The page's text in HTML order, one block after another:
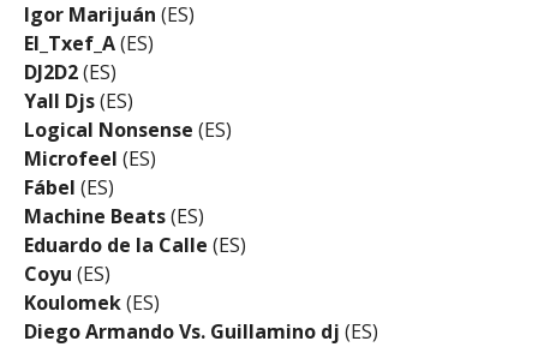
Igor Marijuán (ES)
El_Txef_A(ES)
DJ2D2(ES)
Yall Djs(ES)
Logical Nonsense (ES)
Microfeel (ES)
Fábel (ES)
Machine Beats(ES)
Eduardo de la Calle (ES)
Coyu (ES)
Koulomek(ES)
Diego Armando Vs. Guillamino dj (ES)